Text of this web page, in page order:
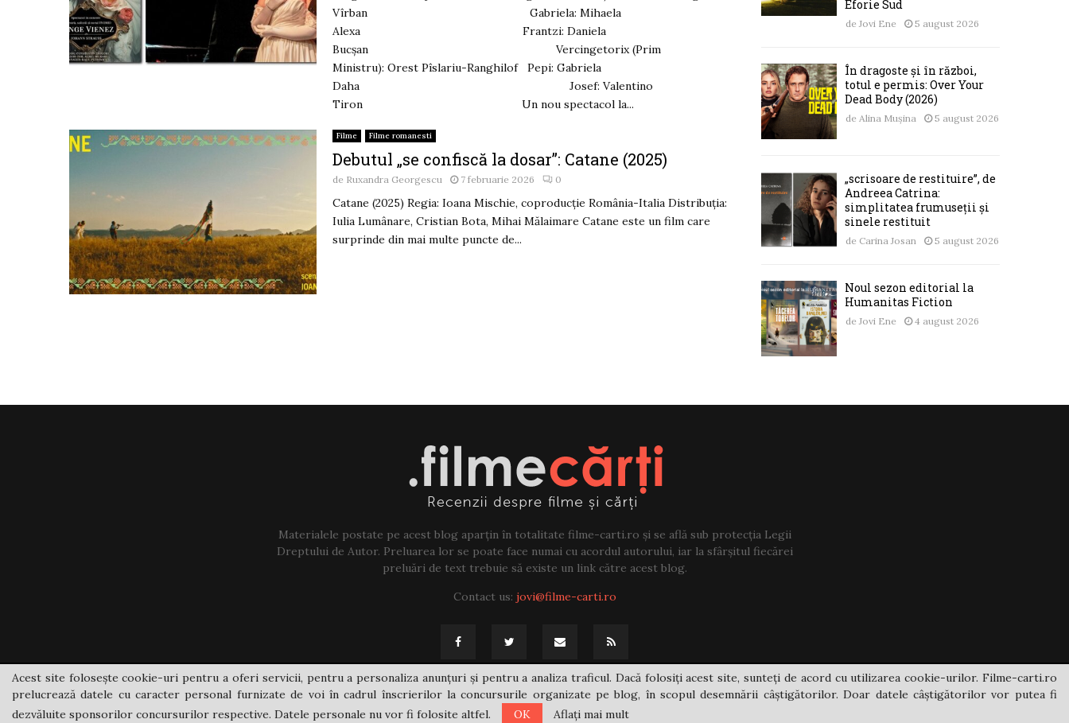
Vîrban Gabriela: Mihaela
Alexa Frantzi: Daniela
Bucșan Vercingetorix (Prim
Ministru): Orest Pîslariu-Ranghilof Pepi: Gabriela
Daha Josef: Valentino
Tiron Un nou spectacol la...
Filme Filme romanesti
Debutul „se confiscă la dosar”: Catane (2025)
de Ruxandra Georgescu 7 februarie 2026 0
Catane (2025) Regia: Ioana Mischie, coproducție România-Italia Distribuția:
Iulia Lumânare, Cristian Bota, Mihai Mălaimare Catane este un film care
surprinde din mai multe puncte de...
Eforie Sud
de Jovi Ene 5 august 2026
În dragoste și în război,
totul e permis: Over Your
Dead Body (2026)
de Alina Mușina 5 august 2026
„scrisoare de restituire”, de
Andreea Catrina:
simplitatea frumuseții și
sinele restituit
de Carina Josan 5 august 2026
Noul sezon editorial la
Humanitas Fiction
de Jovi Ene 4 august 2026
Materialele postate pe acest blog aparțin în totalitate filme-carti.ro și se află sub protecția Legii
Dreptului de Autor. Preluarea lor se poate face numai cu acordul autorului, iar la sfârșitul fiecărei
preluări de text trebuie să existe un link către acest blog.
Contact us: jovi@filme-carti.ro
@2021 - filme-carti.ro
Acest site folosește cookie-uri pentru a oferi servicii, pentru a personaliza anunțuri și pentru a analiza traficul. Dacă folosiți acest site, sunteți de acord cu utilizarea cookie-urilor. Filme-carti.ro
prelucrează datele cu caracter personal furnizate de voi în cadrul înscrierilor la concursurile organizate pe blog, în scopul desemnării câștigătorilor. Doar datele câștigătorilor vor putea fi
dezvăluite sponsorilor concursurilor respective. Datele personale nu vor fi folosite altfel.
OK Aflați mai mult